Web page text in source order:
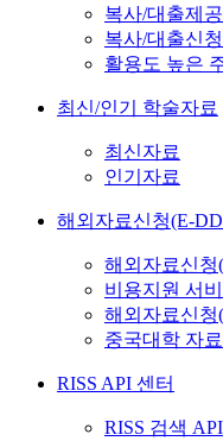
복사/대출제
복사/대출신
활용도 높은
최신/인기 학술자료
최신자료
인기자료
해외자료신청(E-
해외자료신청
비용지원 서
해외자료신청
중국대학 자
RISS API 센터
RISS 검색 API